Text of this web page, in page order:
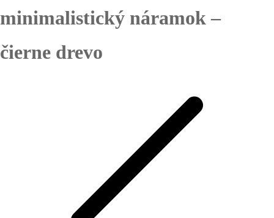
minimalistický náramok –
čierne drevo